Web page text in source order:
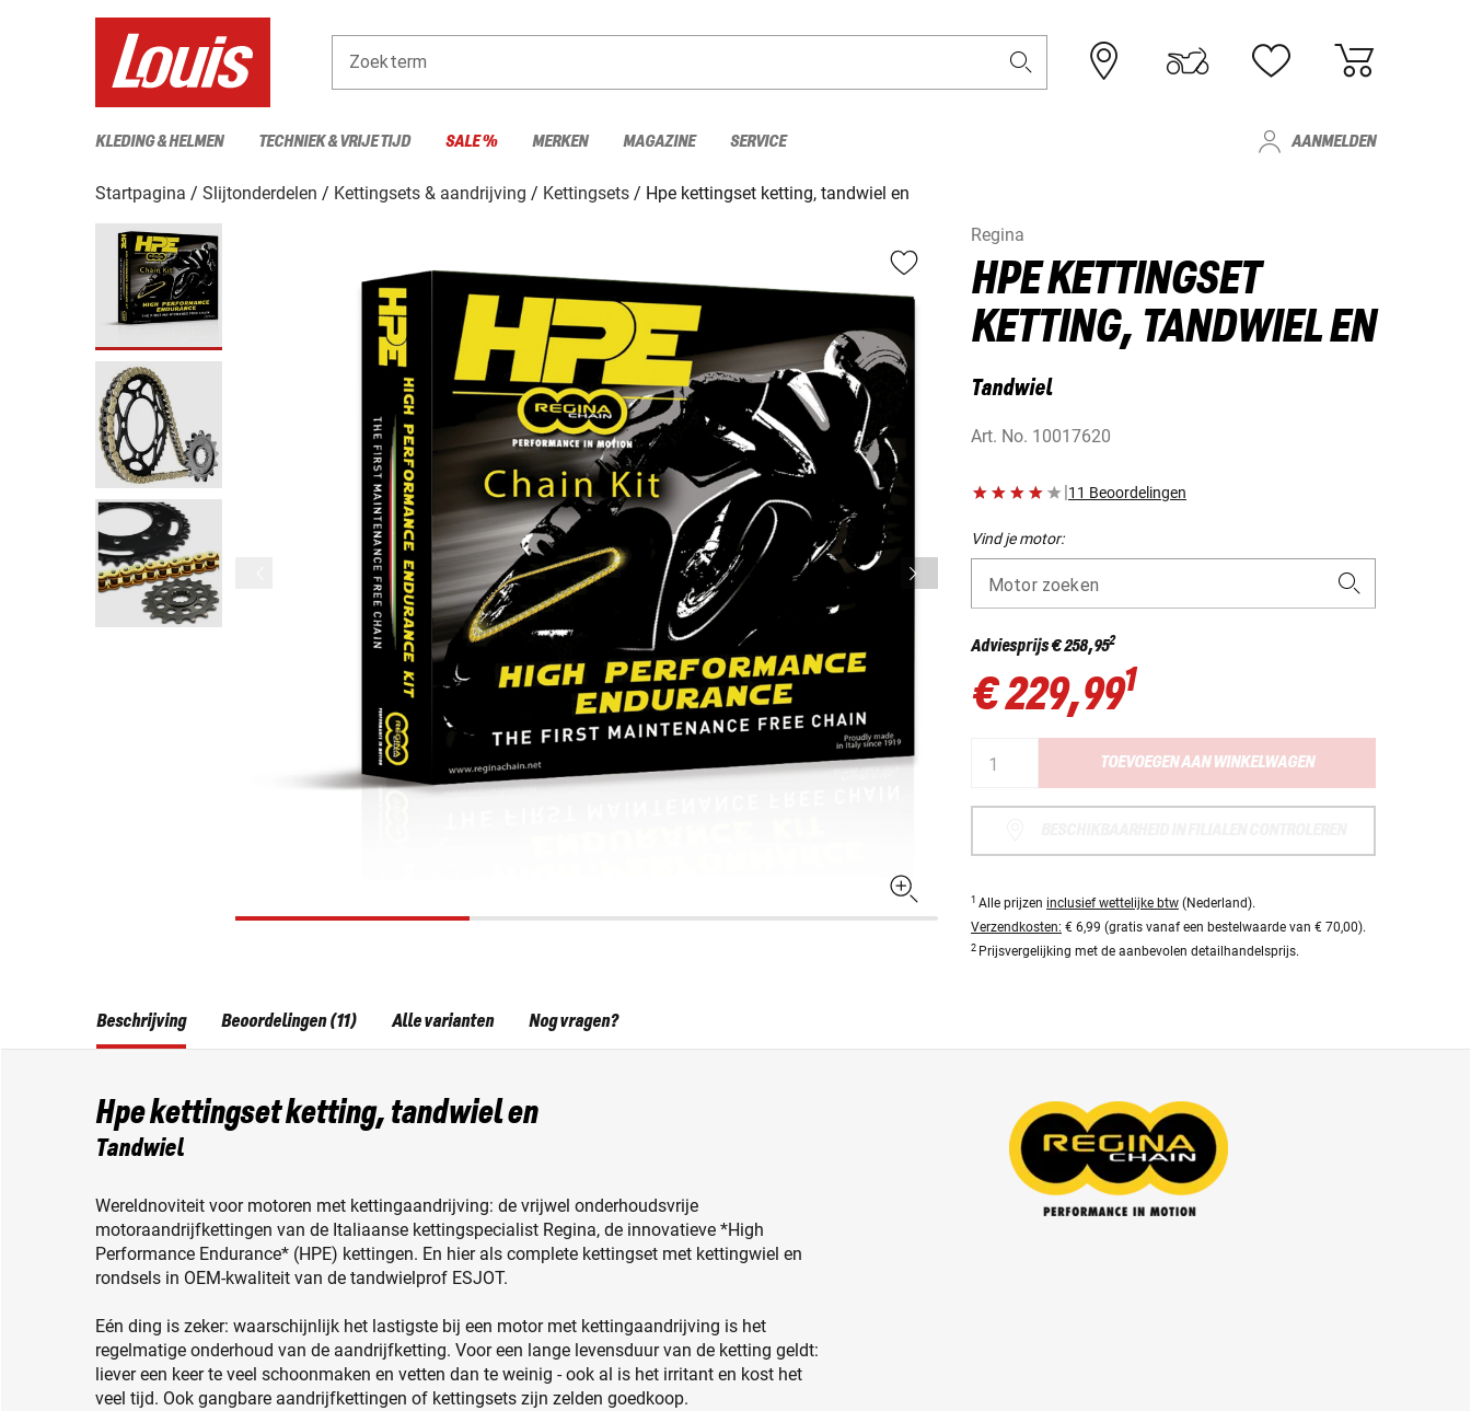
Zoekterm
KLEDING & HELMEN TECHNIEK & VRIJE TIJD SALE % MERKEN MAGAZINE SERVICE AANMELDEN
Startpagina Slijtonderdelen Kettingsets & aandrijving Kettingsets
Hpe kettingset ketting, tandwiel en
Regina
HPE KETTINGSET
KETTING, TANDWIEL EN
Tandwiel
Art. No. 10017620
|11 Beoordelingen
Vind je motor:
Motor zoeken
Adviesprijs€ 258,952
€ 229,991
TOEVOEGEN AAN WINKELWAGEN
1 Alle prijzen inclusief wettelijke btw (Nederland).
Verzendkosten: € 6,99 (gratis vanaf een bestelwaarde van € 70,00).
2 Prijsvergelijking met de aanbevolen detailhandelsprijs.
Beschrijving
Hpe kettingset ketting, tandwiel en
Tandwiel
Wereldnoviteit voor motoren met kettingaandrijving: de vrijwel onderhoudsvrije
motoraandrijfkettingen van de Italiaanse kettingspecialist Regina, de innovatieve *High
Performance Endurance* (HPE) kettingen. En hier als complete kettingset met kettingwiel en
rondsels in OEM-kwaliteit van de tandwielprof ESJOT.
Eén ding is zeker: waarschijnlijk het lastigste bij een motor met kettingaandrijving is het
regelmatige onderhoud van de aandrijfketting. Voor een lange levensduur van de ketting geldt:
liever een keer te veel schoonmaken en vetten dan te weinig - ook al is het irritant en kost het
veel tijd. Ook gangbare aandrijfkettingen of kettingsets zijn zelden goedkoop.
Beoordelingen (11) Alle varianten Nog vragen?